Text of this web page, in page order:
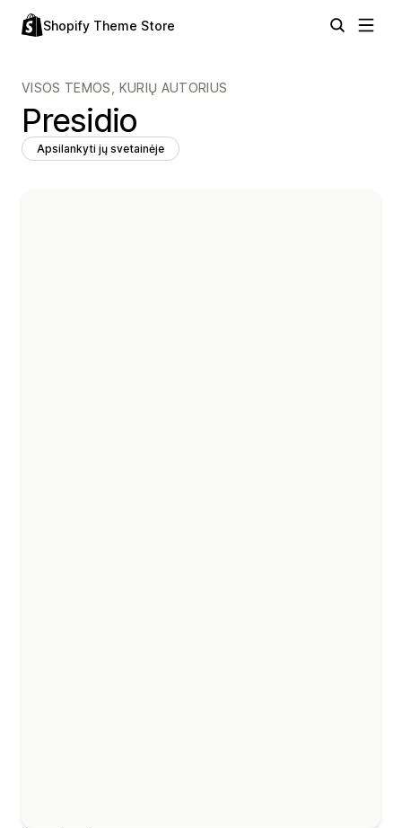
Shopify Theme Store
VISOS TEMOS, KURIŲ AUTORIUS
Presidio
Apsilankyti jų svetainėje